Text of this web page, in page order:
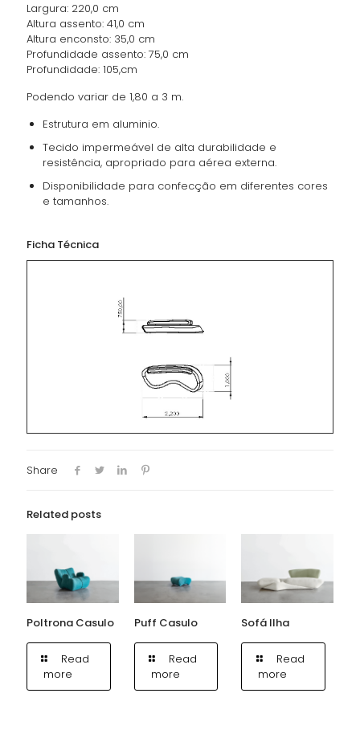
Largura: 220,0 cm
Altura assento: 41,0 cm
Altura enconsto: 35,0 cm
Profundidade assento: 75,0 cm
Profundidade: 105,cm
Podendo variar de 1,80 a 3 m.
Estrutura em aluminio.
Tecido impermeável de alta durabilidade e
resistência, apropriado para aérea externa.
Disponibilidade para confecção em diferentes cores
e tamanhos.
Ficha Técnica
Share
Related posts
Poltrona Casulo
Read
more
Puff Casulo
Read
more
Sofá Ilha
Read
more